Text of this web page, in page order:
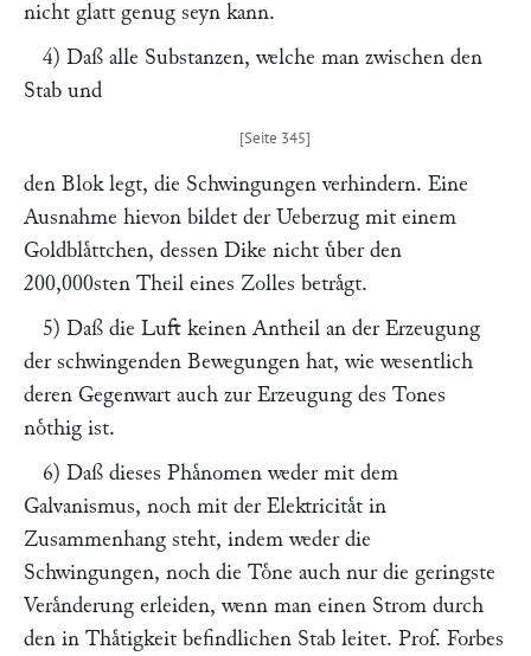
nicht glatt genug seyn kann.
4) Daß alle Substanzen, welche man zwischen den
Stab und
den Blok legt, die Schwingungen verhindern. Eine
Ausnahme hievon bildet der Ueberzug mit einem
Goldblaͤttchen, dessen Dike nicht uͤber den
200,000sten Theil eines Zolles betraͤgt.
5) Daß die Luft keinen Antheil an der Erzeugung
der schwingenden Bewegungen hat, wie wesentlich
deren Gegenwart auch zur Erzeugung des Tones
noͤthig ist.
6) Daß dieses Phaͤnomen weder mit dem
Galvanismus, noch mit der Elektricitaͤt in
Zusammenhang steht, indem weder die
Schwingungen, noch die Toͤne auch nur die geringste
Veraͤnderung erleiden, wenn man einen Strom durch
den in Thaͤtigkeit befindlichen Stab leitet. Prof. Forbes